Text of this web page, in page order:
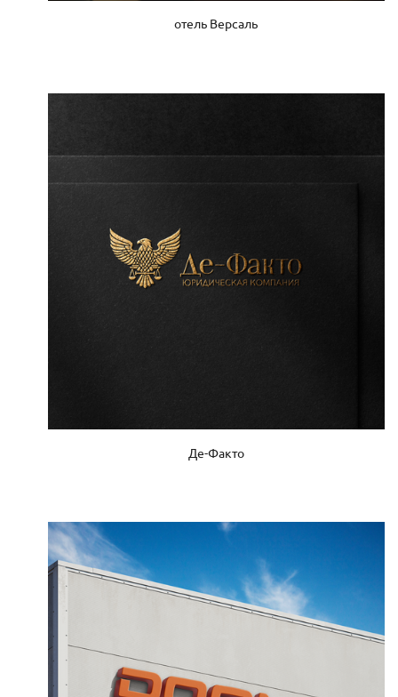
отель Версаль
Де-Факто